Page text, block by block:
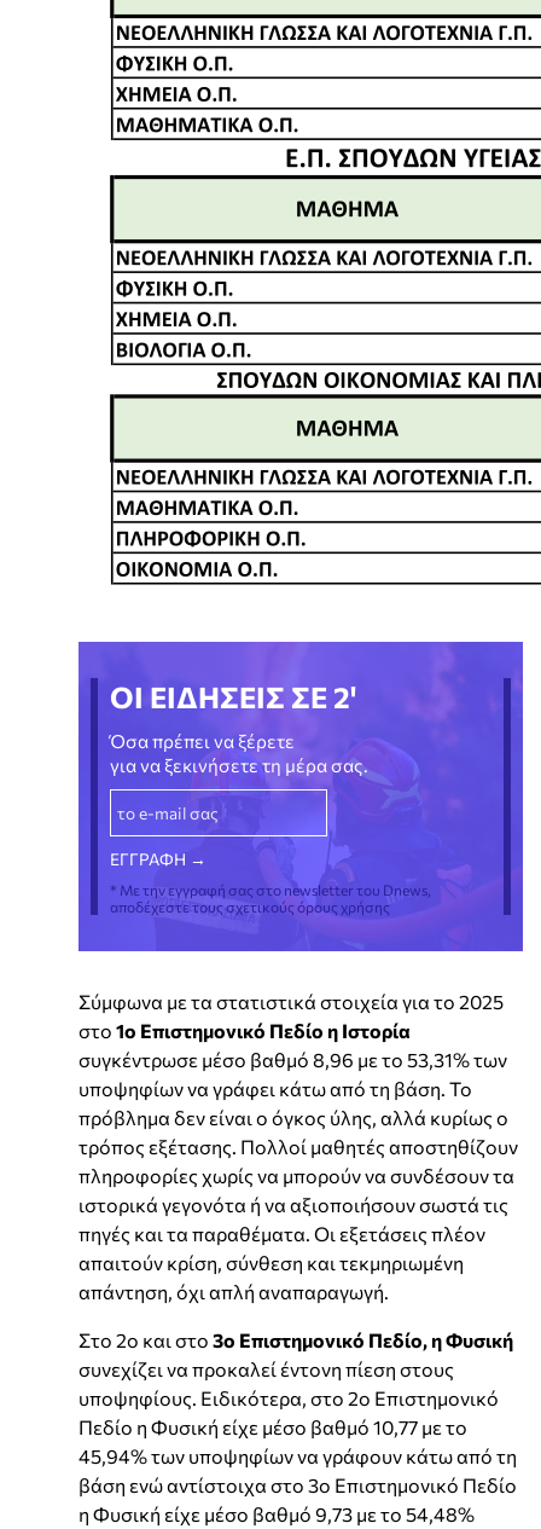
ΟΙ ΕΙΔΗΣΕΙΣ ΣΕ 2'
Όσα πρέπει να ξέρετε
για να ξεκινήσετε τη μέρα σας.
* Με την εγγραφή σας στο newsletter του Dnews,
αποδέχεστε τους σχετικούς όρους χρήσης
Σύμφωνα με τα στατιστικά στοιχεία για το 2025
στο 1ο Επιστημονικό Πεδίο η Ιστορία
συγκέντρωσε μέσο βαθμό 8,96 με το 53,31% των
υποψηφίων να γράφει κάτω από τη βάση. Το
πρόβλημα δεν είναι ο όγκος ύλης, αλλά κυρίως ο
τρόπος εξέτασης. Πολλοί μαθητές αποστηθίζουν
πληροφορίες χωρίς να μπορούν να συνδέσουν τα
ιστορικά γεγονότα ή να αξιοποιήσουν σωστά τις
πηγές και τα παραθέματα. Οι εξετάσεις πλέον
απαιτούν κρίση, σύνθεση και τεκμηριωμένη
απάντηση, όχι απλή αναπαραγωγή.
Στο 2ο και στο 3ο Επιστημονικό Πεδίο, η Φυσική
συνεχίζει να προκαλεί έντονη πίεση στους
υποψηφίους. Ειδικότερα, στο 2ο Επιστημονικό
Πεδίο η Φυσική είχε μέσο βαθμό 10,77 με το
45,94% των υποψηφίων να γράφουν κάτω από τη
βάση ενώ αντίστοιχα στο 3ο Επιστημονικό Πεδίο
η Φυσική είχε μέσο βαθμό 9,73 με το 54,48%